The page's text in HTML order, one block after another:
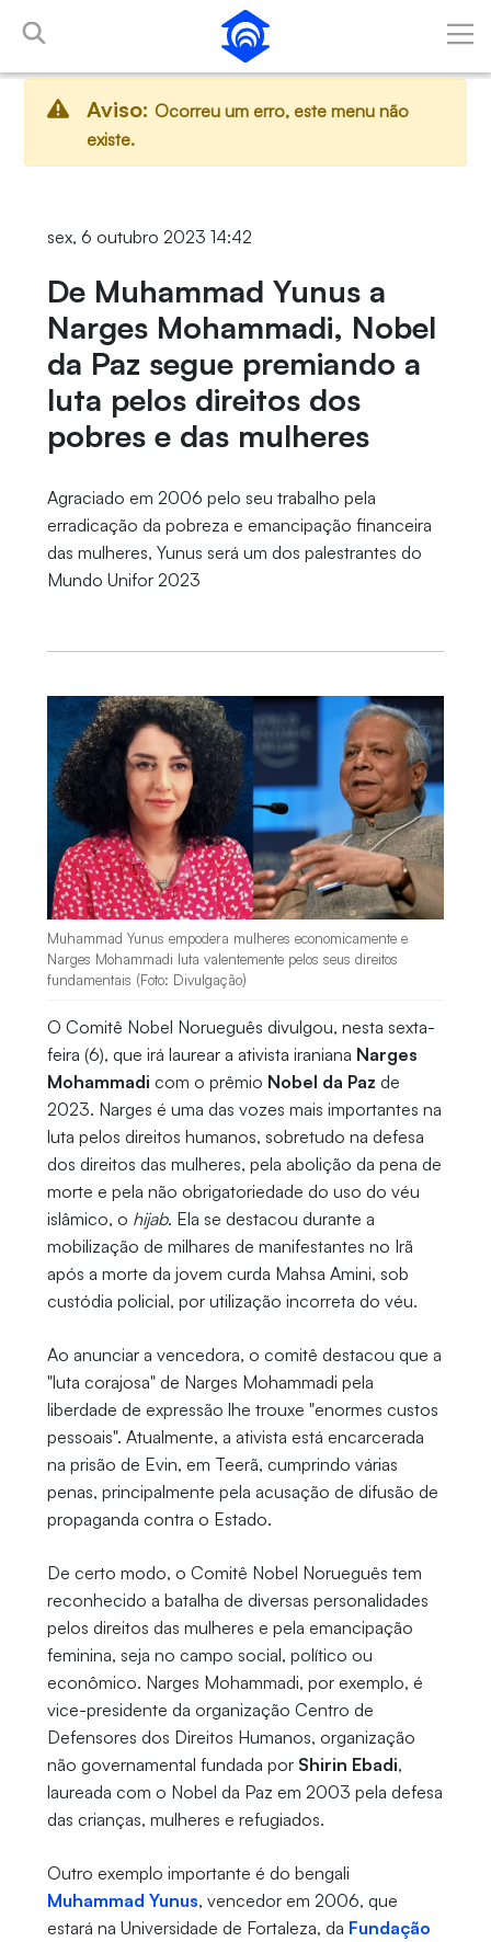
Pular para o Conteúdo principal
Aviso: Ocorreu um erro, este menu não
existe.
sex, 6 outubro 2023 14:42
De Muhammad Yunus a
Narges Mohammadi, Nobel
da Paz segue premiando a
luta pelos direitos dos
pobres e das mulheres
Agraciado em 2006 pelo seu trabalho pela
erradicação da pobreza e emancipação financeira
das mulheres, Yunus será um dos palestrantes do
Mundo Unifor 2023
Muhammad Yunus empodera mulheres economicamente e
Narges Mohammadi luta valentemente pelos seus direitos
fundamentais (Foto: Divulgação)
O Comitê Nobel Norueguês divulgou, nesta sexta-
feira (6), que irá laurear a ativista iraniana Narges
Mohammadi com o prêmio Nobel da Paz de
2023. Narges é uma das vozes mais importantes na
luta pelos direitos humanos, sobretudo na defesa
dos direitos das mulheres, pela abolição da pena de
morte e pela não obrigatoriedade do uso do véu
islâmico, o hijab. Ela se destacou durante a
mobilização de milhares de manifestantes no Irã
após a morte da jovem curda Mahsa Amini, sob
custódia policial, por utilização incorreta do véu.
Ao anunciar a vencedora, o comitê destacou que a
"luta corajosa" de Narges Mohammadi pela
liberdade de expressão lhe trouxe "enormes custos
pessoais". Atualmente, a ativista está encarcerada
na prisão de Evin, em Teerã, cumprindo várias
penas, principalmente pela acusação de difusão de
propaganda contra o Estado.
De certo modo, o Comitê Nobel Norueguês tem
reconhecido a batalha de diversas personalidades
pelos direitos das mulheres e pela emancipação
feminina, seja no campo social, político ou
econômico. Narges Mohammadi, por exemplo, é
vice-presidente da organização Centro de
Defensores dos Direitos Humanos, organização
não governamental fundada por Shirin Ebadi,
laureada com o Nobel da Paz em 2003 pela defesa
das crianças, mulheres e refugiados.
Outro exemplo importante é do bengali
Muhammad Yunus, vencedor em 2006, que
estará na Universidade de Fortaleza, da Fundação